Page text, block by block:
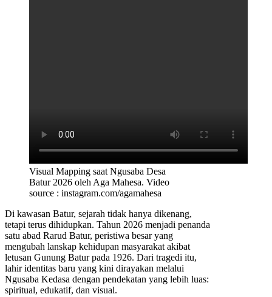
Visual Mapping saat Ngusaba Desa
Batur 2026 oleh Aga Mahesa. Video
source : instagram.com/agamahesa
Di kawasan Batur, sejarah tidak hanya dikenang,
tetapi terus dihidupkan. Tahun 2026 menjadi penanda
satu abad Rarud Batur, peristiwa besar yang
mengubah lanskap kehidupan masyarakat akibat
letusan Gunung Batur pada 1926. Dari tragedi itu,
lahir identitas baru yang kini dirayakan melalui
Ngusaba Kedasa dengan pendekatan yang lebih luas:
spiritual, edukatif, dan visual.